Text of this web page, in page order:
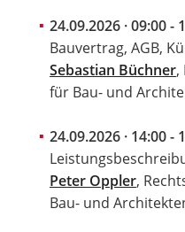
24.09.2026 · 09:00 -
Bauvertrag, AGB,
Sebastian Büchner,
für Bau- und
24.09.2026 · 14:00 -
Peter Oppler,
Bau- und